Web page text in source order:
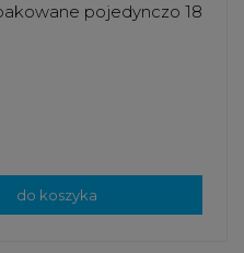
do środowiska.
rozwiązań
rozwój Twojego
pojedynczo 18
do koszyka